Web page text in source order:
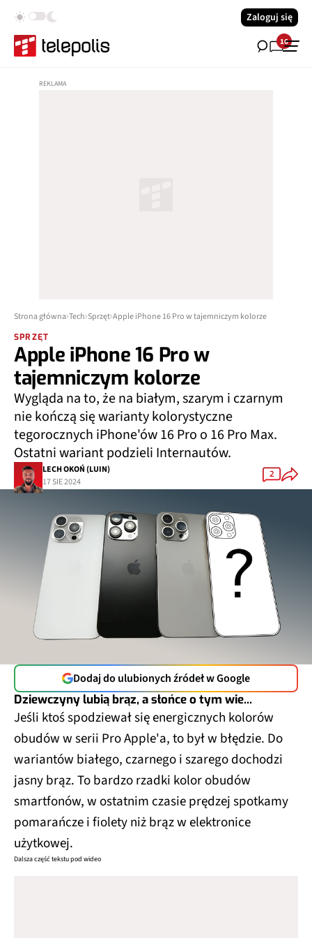
Zaloguj się
16
Strona główna Tech Sprzęt Apple iPhone 16 Pro w tajemniczym kolorze
SPRZĘT
Apple iPhone 16 Pro w
tajemniczym kolorze
Wygląda na to, że na białym, szarym i czarnym
nie kończą się warianty kolorystyczne
tegorocznych iPhone'ów 16 Pro o 16 Pro Max.
Ostatni wariant podzieli Internautów.
LECH OKOŃ (LUIN)
17 SIE 2024
2
Dodaj do ulubionych źródeł w Google
Dziewczyny lubią brąz, a słońce o tym wie...
Jeśli ktoś spodziewał się energicznych kolorów
obudów w serii Pro Apple'a, to był w błędzie. Do
wariantów białego, czarnego i szarego dochodzi
jasny brąz. To bardzo rzadki kolor obudów
smartfonów, w ostatnim czasie prędzej spotkamy
pomarańcze i fiolety niż brąz w elektronice
użytkowej.
Dalsza część tekstu pod wideo